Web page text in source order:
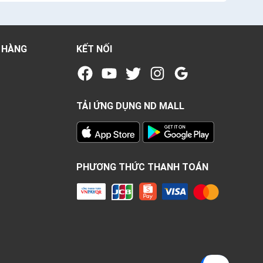
KẾT NỐI
TẢI ỨNG DỤNG ND MALL
PHƯƠNG THỨC THANH TOÁN